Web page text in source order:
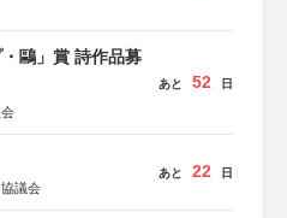
鷗」賞 詩作品募
あと 52 日
議会
あと 22 日